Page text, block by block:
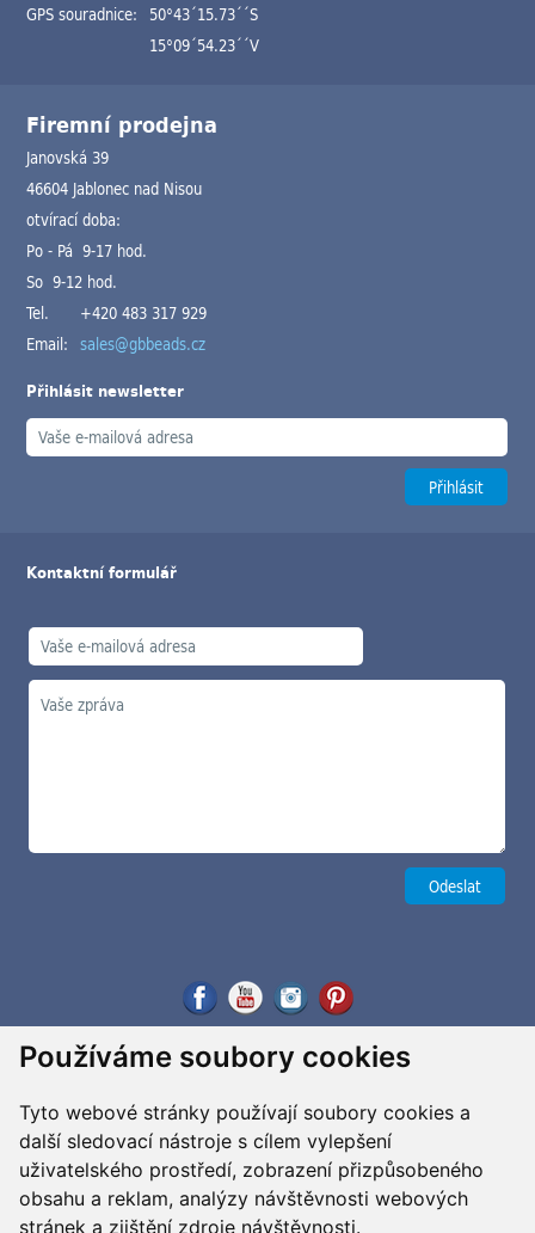
Používáme soubory cookies
Tyto webové stránky používají soubory cookies a
další sledovací nástroje s cílem vylepšení
uživatelského prostředí, zobrazení přizpůsobeného
obsahu a reklam, analýzy návštěvnosti webových
stránek a zjištění zdroje návštěvnosti.
GPS souradnice: 50°43´15.73´´S
15°09´54.23´´V
Firemní prodejna
Janovská 39
46604 Jablonec nad Nisou
otvírací doba:
Po - Pá 9-17 hod.
So 9-12 hod.
Tel.
+420 483 317 929
Email: sales@gbbeads.cz
Přihlásit newsletter
Kontaktní formulář